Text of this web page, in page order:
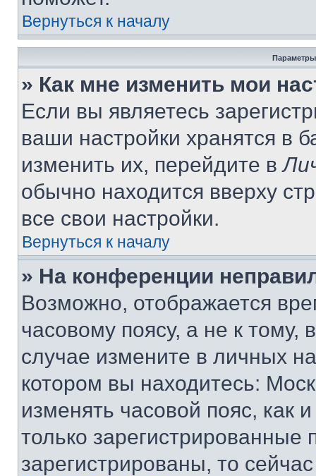
Вернуться к началу
Параметры
» Как мне изменить мои
Если вы являетесь
ваши настройки хранятся в
изменить их, перейдите в
обычно находится вверху
все свои настройки.
Вернуться к началу
» На конференции
Возможно, отображается
часовому поясу, а не к тому,
случае измените в личных
котором вы находитесь:
изменять часовой пояс, как
только
зарегистрированы, то